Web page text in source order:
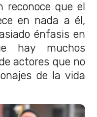
reconoce que el
en nada a él,
énfasis en
hay muchos
actores que no
de la vida